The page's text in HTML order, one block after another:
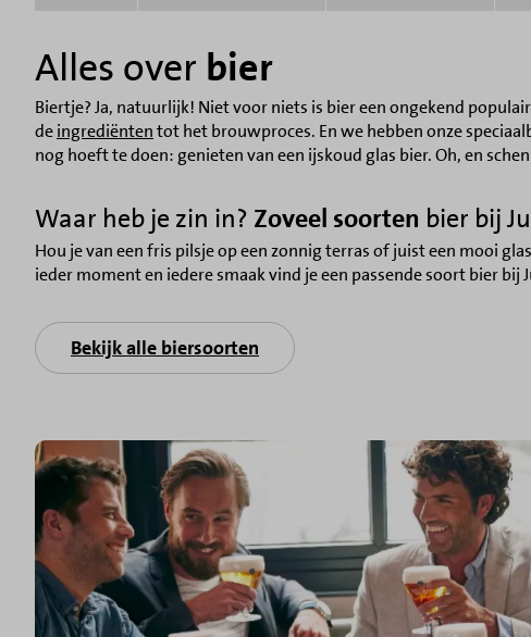
Alles over bier
Biertje? Ja, natuurlijk! Niet voor niets is bier een ongekend
deingrediëntentot het brouwproces. En we hebben onze
nog hoeft te doen: genieten van een ijskoud glas bier. Oh, en
Waar heb je zin in? Zoveel soorten bier bij
Hou je van een fris pilsje op een zonnig terras of juist een mooi glas
ieder moment en iedere smaak vind je een passende soort bier bij
Bekijk alle biersoorten